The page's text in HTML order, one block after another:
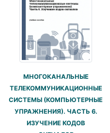
МНОГОКАНАЛЬНЫЕ
ТЕЛЕКОММУНИКАЦИОННЫЕ
СИСТЕМЫ (КОМПЬЮТЕРНЫЕ
УПРАЖНЕНИЯ). ЧАСТЬ 6.
ИЗУЧЕНИЕ КОДОВ